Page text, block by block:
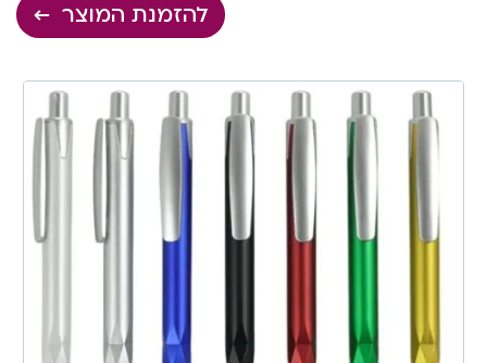
להזמנת המוצר